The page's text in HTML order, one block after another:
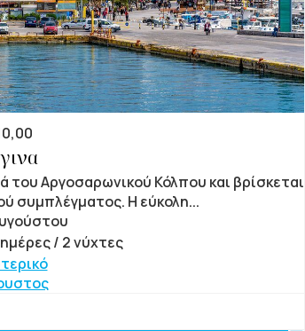
του Αργοσαρωνικού Κόλπου και βρίσκεται
συμπλέγματος. Η εύκολη...
/ 2 νύχτες